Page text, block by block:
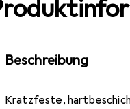
Beschreibung
Kratzfeste,